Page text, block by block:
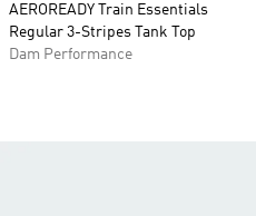
AEROREADY Train Essentials
Regular 3-Stripes Tank Top
Dam Performance